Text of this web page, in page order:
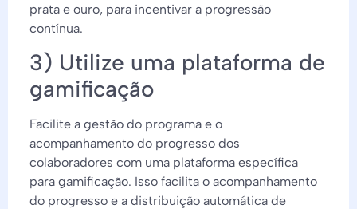
prata e ouro, para incentivar a progressão
contínua.
3) Utilize uma plataforma de
gamificação
Facilite a gestão do programa e o
acompanhamento do progresso dos
colaboradores com uma plataforma específica
para gamificação. Isso facilita o acompanhamento
do progresso e a distribuição automática de